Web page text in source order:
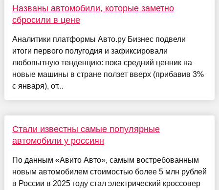
Названы автомобили, которые заметно
сбросили в цене
Аналитики платформы Авто.ру Бизнес подвели
итоги первого полугодия и зафиксировали
любопытную тенденцию: пока средний ценник на
новые машины в стране ползет вверх (прибавив 3%
с января), от...
Стали известны самые популярные
автомобили у россиян
По данным «Авито Авто», самым востребованным
новым автомобилем стоимостью более 5 млн рублей
в России в 2025 году стал электрический кроссовер